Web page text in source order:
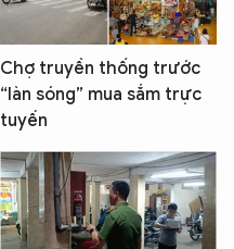
Chợ truyền thống trước
“làn sóng” mua sắm trực
tuyến